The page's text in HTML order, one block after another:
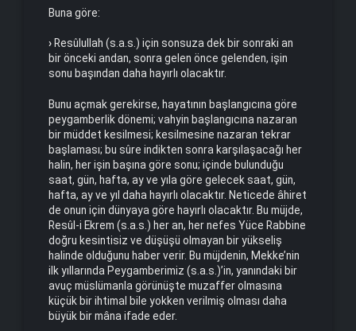
Buna göre:
› Resûlullah (s.a.s.) için sonsuza dek bir sonraki an
bir önceki andan, sonra gelen önce gelenden, işin
sonu başından daha hayırlı olacaktır.
Bunu açmak gerekirse, hayatının başlangıcına göre
peygamberlik dönemi; vahyin başlangıcına nazaran
bir müddet kesilmesi; kesilmesine nazaran tekrar
başlaması; bu sûre indikten sonra karşılaşacağı her
halin, her işin başına göre sonu; içinde bulunduğu
saat, gün, hafta, ay ve yıla göre gelecek saat, gün,
hafta, ay ve yıl daha hayırlı olacaktır. Neticede âhiret
de onun için dünyaya göre hayırlı olacaktır. Bu müjde,
Resûl-i Ekrem (s.a.s.) her an, her nefes Yüce Rabbine
doğru kesintisiz ve düşüşü olmayan bir yükseliş
halinde olduğunu haber verir. Bu müjdenin, Mekke’nin
ilk yıllarında Peygamberimiz (s.a.s.)’in, yanındaki bir
avuç müslümanla görünüşte muzaffer olmasına
küçük bir ihtimal bile yokken verilmiş olması daha
büyük bir mâna ifade eder.